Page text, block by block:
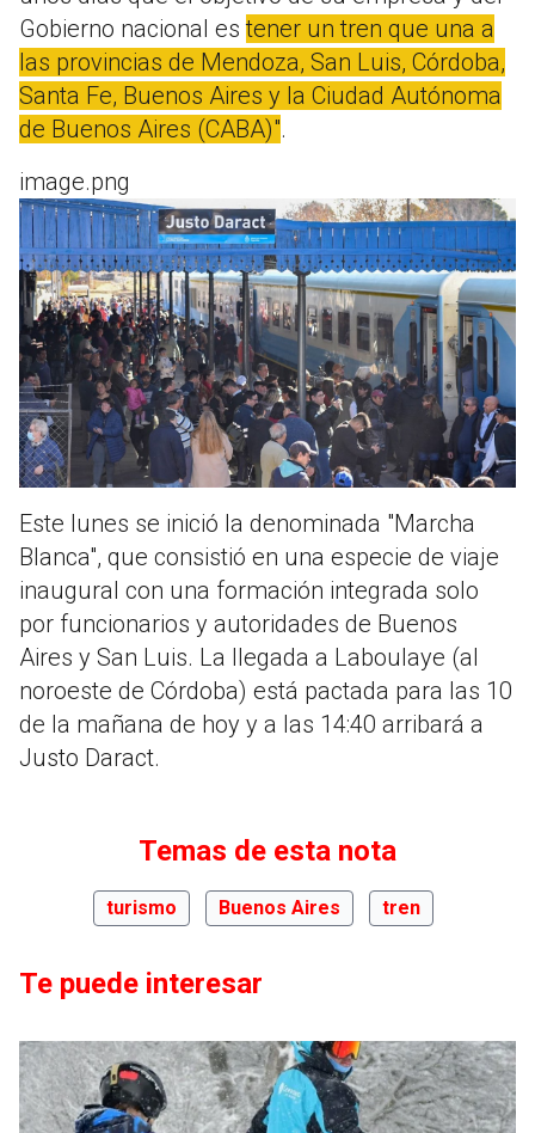
Gobierno nacional estener un tren que una a
las provincias de Mendoza, San Luis, Córdoba,
Santa Fe, Buenos Aires y la Ciudad Autónoma
de Buenos Aires (CABA)".
image.png
Este lunes se inició la denominada "Marcha
Blanca", que consistió en una especie de viaje
inaugural con una formación integrada solo
por funcionarios y autoridades de Buenos
Aires y San Luis. La llegada a Laboulaye (al
noroeste de Córdoba) está pactada para las 10
de la mañana de hoy y a las 14:40 arribará a
Justo Daract.
Temas de esta nota
turismo Buenos Aires tren
Te puede interesar